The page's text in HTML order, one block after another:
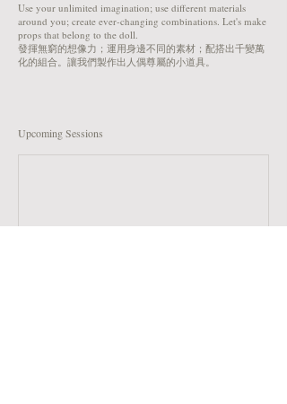
Use your unlimited imagination; use different materials
around you; create ever-changing combinations. Let's make
props that belong to the doll.
發揮無窮的想像力；運用身邊不同的素材；配搭出千變萬
化的組合。讓我們製作出人偶尊屬的小道具。
Upcoming Sessions